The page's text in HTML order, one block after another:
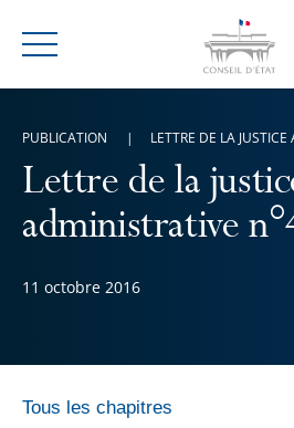
Menu
Lettre de la
administrative
11 octobre 2016
PUBLICATION LETTRE DE LA
Tous les chapitres